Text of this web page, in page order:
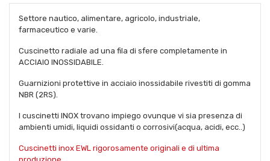
Settore nautico, alimentare, agricolo, industriale,
farmaceutico e varie.
Cuscinetto radiale ad una fila di sfere completamente in
ACCIAIO INOSSIDABILE.
Guarnizioni protettive in acciaio inossidabile rivestiti di gomma
NBR (2RS).
I cuscinetti INOX trovano impiego ovunque vi sia presenza di
ambienti umidi, liquidi ossidanti o corrosivi(acqua, acidi, ecc..)
Cuscinetti inox EWL rigorosamente originali e di ultima